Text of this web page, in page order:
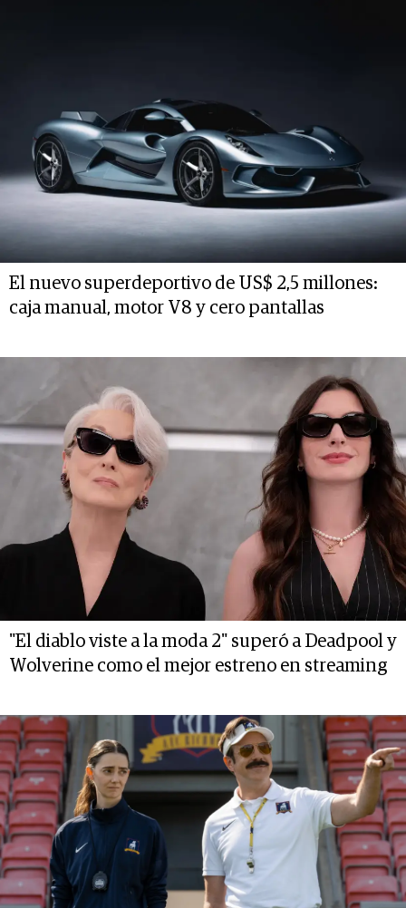
El nuevo superdeportivo de US$ 2,5 millones:
caja manual, motor V8 y cero pantallas
"El diablo viste a la moda 2" superó a Deadpool y
Wolverine como el mejor estreno en streaming